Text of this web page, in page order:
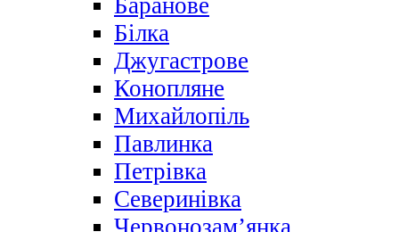
Баранове
Білка
Джугастрове
Конопляне
Михайлопіль
Павлинка
Петрівка
Северинівка